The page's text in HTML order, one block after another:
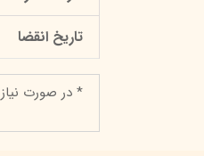
تاریخ انقضا
* در صورت